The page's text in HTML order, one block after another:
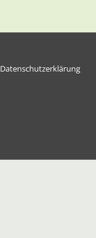
Datenschutzerklärung